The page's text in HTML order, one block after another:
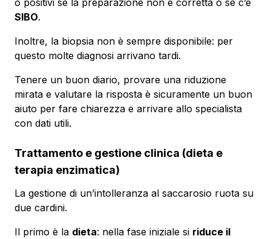
SIBO.
Inoltre, la biopsia non è sempre disponibile: per
questo molte diagnosi arrivano tardi.
Tenere un buon diario, provare una riduzione
mirata e valutare la risposta è sicuramente un buon
aiuto per fare chiarezza e arrivare allo specialista
con dati utili.
Trattamento e gestione clinica (dieta e
terapia enzimatica)
La gestione di un’intolleranza al saccarosio ruota su
due cardini.
Il primo è la dieta: nella fase iniziale si riduce il